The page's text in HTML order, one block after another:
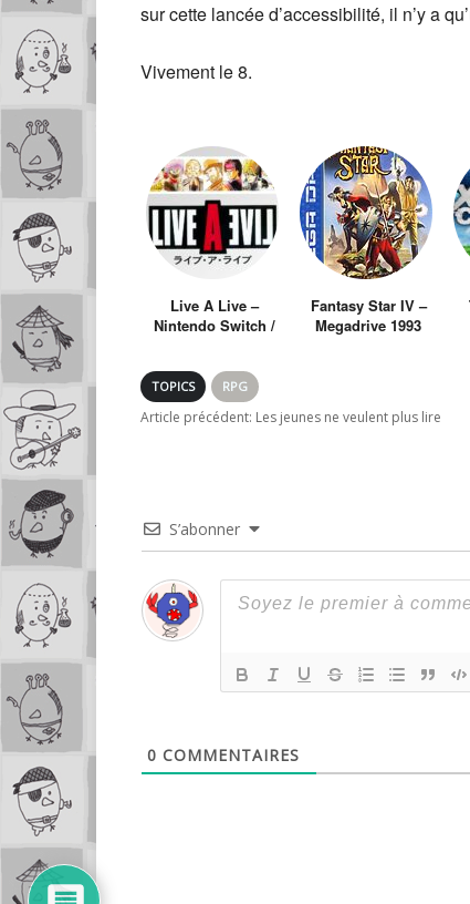
sur cette lancée d’accessibilité, il n’y a
Vivement le 8.
Live A Live –
Nintendo Switch /
Fantasy Star IV –
Megadrive 1993
TOPICS RPG
Article précédent: Les jeunes ne veulent plus lire
S’abonner
0 COMMENTAIRES